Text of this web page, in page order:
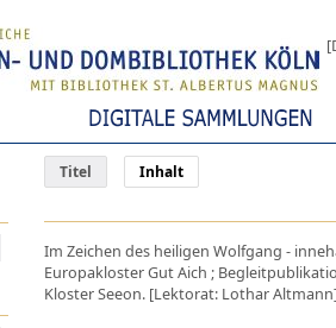
Titel Inhalt
Im Zeichen des heiligen Wolfgang -
Europakloster Gut Aich ;
Kloster Seeon. [Lektorat: Lothar